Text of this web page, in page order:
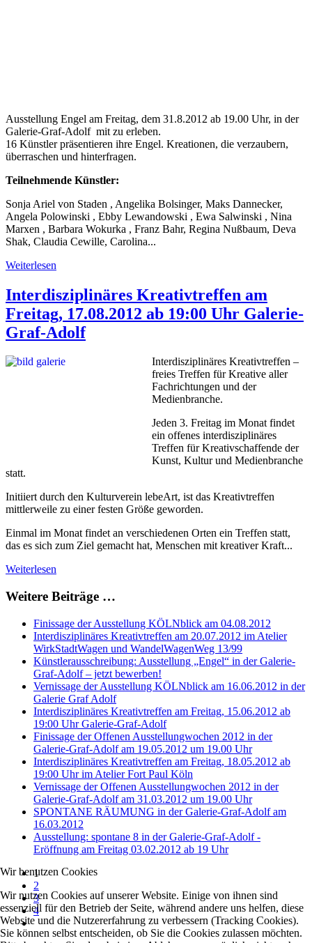
Ausstellung Engel am Freitag, dem 31.8.2012 ab 19.00 Uhr, in der
Galerie-Graf-Adolf mit zu erleben.
16 Künstler präsentieren ihre Engel. Kreationen, die verzaubern,
überraschen und hinterfragen.
Teilnehmende Künstler:
Sonja Ariel von Staden , Angelika Bolsinger, Maks Dannecker,
Angela Polowinski , Ebby Lewandowski , Ewa Salwinski , Nina
Marxen , Barbara Wokurka , Franz Bahr, Regina Nußbaum, Deva
Shak, Claudia Cewille, Carolina...
Weiterlesen
Interdisziplinäres Kreativtreffen am
Freitag, 17.08.2012 ab 19:00 Uhr Galerie-
Graf-Adolf
Interdisziplinäres Kreativtreffen –
freies Treffen für Kreative aller
Fachrichtungen und der
Medienbranche.
Jeden 3. Freitag im Monat findet
ein offenes interdisziplinäres
Treffen für Kreativschaffende der
Kunst, Kultur und Medienbranche
statt.
Initiiert durch den Kulturverein lebeArt, ist das Kreativtreffen
mittlerweile zu einer festen Größe geworden.
Einmal im Monat findet an verschiedenen Orten ein Treffen statt,
das es sich zum Ziel gemacht hat, Menschen mit kreativer Kraft...
Weiterlesen
Weitere Beiträge …
Finissage der Ausstellung KÖLNblick am 04.08.2012
Interdisziplinäres Kreativtreffen am 20.07.2012 im Atelier
WirkStadtWagen und WandelWagenWeg 13/99
Künstlerausschreibung: Ausstellung „Engel“ in der Galerie-
Graf-Adolf – jetzt bewerben!
Vernissage der Ausstellung KÖLNblick am 16.06.2012 in der
Galerie Graf Adolf
Interdisziplinäres Kreativtreffen am Freitag, 15.06.2012 ab
19:00 Uhr Galerie-Graf-Adolf
Finissage der Offenen Ausstellungwochen 2012 in der
Galerie-Graf-Adolf am 19.05.2012 um 19.00 Uhr
Interdisziplinäres Kreativtreffen am Freitag, 18.05.2012 ab
19:00 Uhr im Atelier Fort Paul Köln
Vernissage der Offenen Ausstellungwochen 2012 in der
Galerie-Graf-Adolf am 31.03.2012 um 19.00 Uhr
SPONTANE RÄUMUNG in der Galerie-Graf-Adolf am
16.03.2012
Ausstellung: spontane 8 in der Galerie-Graf-Adolf -
Eröffnung am Freitag 03.02.2012 ab 19 Uhr
1
2
3
4
Wir benutzen Cookies
Wir nutzen Cookies auf unserer Website. Einige von ihnen sind
essenziell für den Betrieb der Seite, während andere uns helfen, diese
Website und die Nutzererfahrung zu verbessern (Tracking Cookies).
Sie können selbst entscheiden, ob Sie die Cookies zulassen möchten.